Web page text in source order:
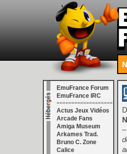
EmuFrance Forum
EmuFrance IRC
===================
Actus Jeux Vidéos
Arcade Fans
Amiga Museum
Arkames Trad.
Bruno C. Zone
Calice